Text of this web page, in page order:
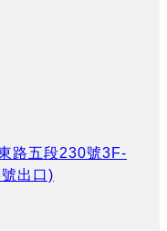
路五段230號3F-
出口)